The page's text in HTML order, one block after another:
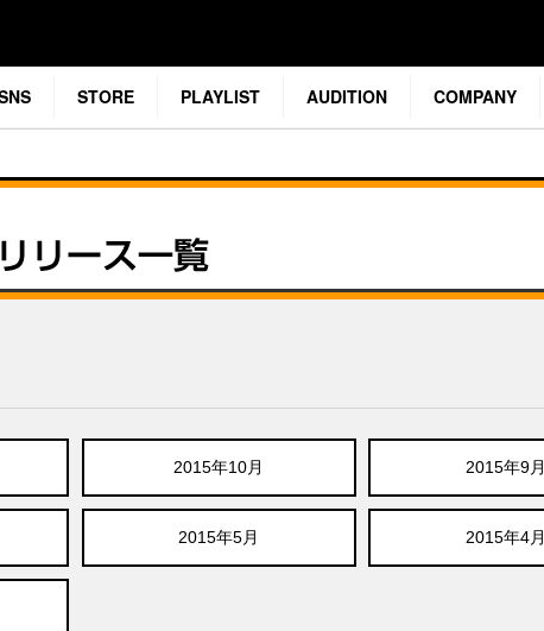
STORE PLAYLIST AUDITION COMPANY
2015年10月 2015年9月
2015年5月 2015年4月